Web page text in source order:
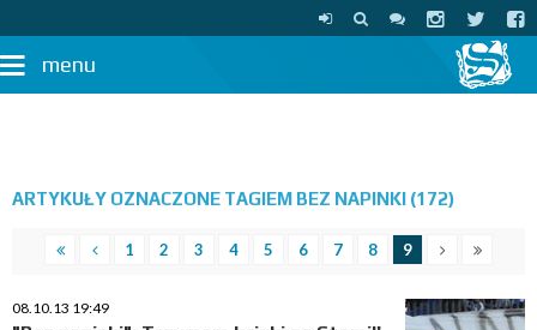
menu
ARTYKUŁY OZNACZONE TAGIEM BEZ NAPINKI (172)
1 2 3 4 5 6 7 8 9
08.10.13 19:49